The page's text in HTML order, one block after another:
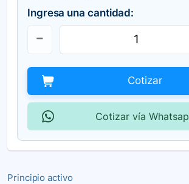
Principio activo
Ingresa una cantidad:
Cotizar
Cotizar vía